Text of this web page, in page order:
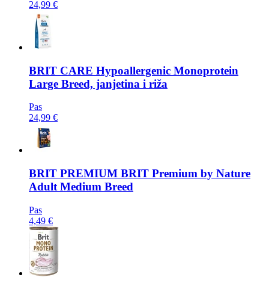
24,99 €
BRIT CARE Hypoallergenic Monoprotein
Large Breed, janjetina i riža
Pas
24,99 €
BRIT PREMIUM BRIT Premium by Nature
Adult Medium Breed
Pas
4,49 €